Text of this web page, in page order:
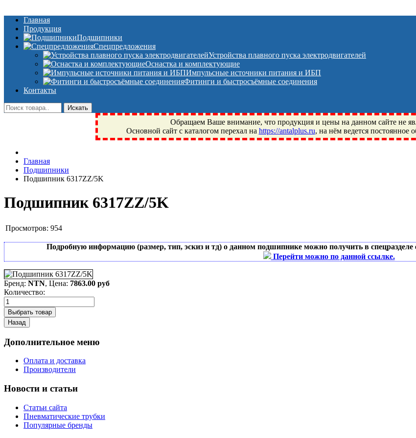
Главная
Продукция
Подшипники
Спецпредложения
Устройства плавного пуска электродвигателей
Оснастка и комплектующие
Импульсные источники питания и ИБП
Фитинги и быстросъёмные соединения
Контакты
Обращаем Ваше внимание, что продукция и цены на данном сайте не
Основной сайт с каталогом перехал на https://antalplus.ru, на нём ведется постоянное
Фрязино, Антал+, плюс, Свердловский, Загорянский, Юбилейный, Щелково, Москва, Пушкино, Королёв, Балашиха,
техника, сварочные аппараты, NIS, NSK, JED, KPT, NXZ, ГПЗ, Neutral, WHX, ZWZ, CRAFT, СПЗ-4, NECTECH,
NTN, SKF, купить, заказать
Главная
Подшипники
Подшипник 6317ZZ/5K
Подшипник 6317ZZ/5K
Просмотров: 954
Подробную информацию (размер, тип, эскиз и тд) о данном подшипнике можно получить в
Перейти можно по данной ссылке.
Бренд: NTN, Цена: 7863.00 руб
Количество:
Дополнительное меню
Оплата и доставка
Производители
Новости и статьи
Статьи сайта
Пневматические трубки
Популярные бренды